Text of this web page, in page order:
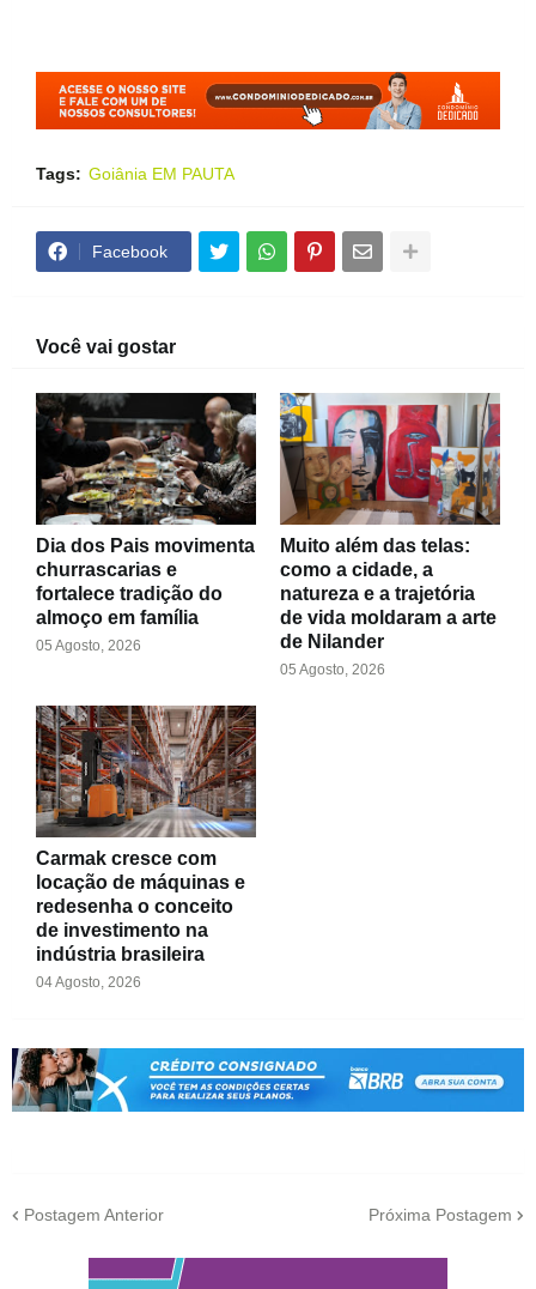
Tags: Goiânia EM PAUTA
Facebook
Você vai gostar
Dia dos Pais movimenta
churrascarias e
fortalece tradição do
almoço em família
05 Agosto, 2026
Muito além das telas:
como a cidade, a
natureza e a trajetória
de vida moldaram a arte
de Nilander
05 Agosto, 2026
Carmak cresce com
locação de máquinas e
redesenha o conceito
de investimento na
indústria brasileira
04 Agosto, 2026
Postagem Anterior Próxima Postagem